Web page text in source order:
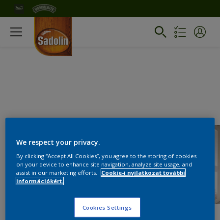
We respect your privacy.
By clicking “Accept All Cookies”, you agree to the storing of cookies
on your device to enhance site navigation, analyze site usage, and
assist in our marketing efforts.
Cookie-i nyilatkozat további
információkért.
Cookies Settings